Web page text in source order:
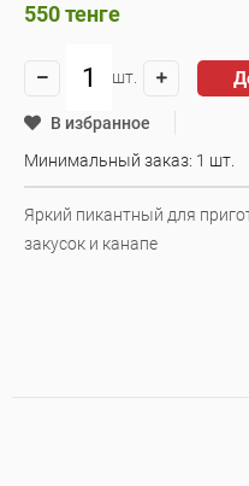
550тенге
шт.
В избранное
Минимальный заказ: 1 шт.
Яркий пикантный для
закусок и канапе